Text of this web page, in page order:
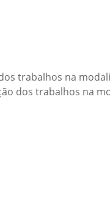
trabalhos na
dos trabalhos na